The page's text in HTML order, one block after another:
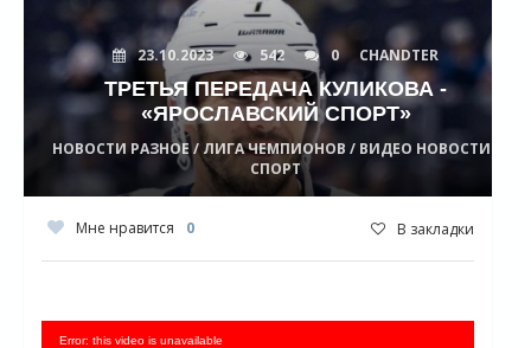
23.10.2023 542 0 CHANDTER
ТРЕТЬЯ ПЕРЕДАЧА КУЛИКОВА -
«ЯРОСЛАВСКИЙ СПОРТ»
НОВОСТИ РАЗНОЕ / ЛИГА ЧЕМПИОНОВ / ВИДЕО НОВОСТИ /
СПОРТ
Мне нравится 0 В закладки
Error: this video is unavailable